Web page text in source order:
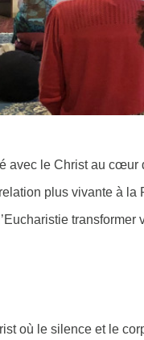
avec le Christ au cœur
plus vivante à la
transformer
où le silence et le